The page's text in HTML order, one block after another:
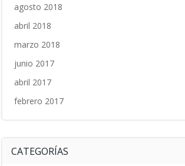
agosto 2018
abril 2018
marzo 2018
junio 2017
abril 2017
febrero 2017
CATEGORÍAS